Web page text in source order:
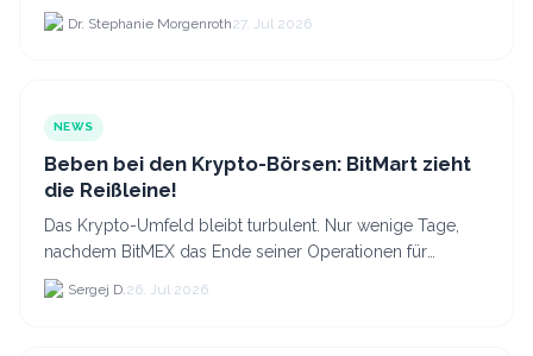
Wallet einrichten zu müssen. Dazu kommt, dass viele
nicht nur Bitcoin h...
Dr. Stephanie Morgenroth27. Jul 2026
NEWS
Beben bei den Krypto-Börsen: BitMart zieht
die Reißleine!
Das Krypto-Umfeld bleibt turbulent. Nur wenige Tage,
nachdem BitMEX das Ende seiner Operationen für
September 2026 bekannt gegeben hat, zieht nun die
nächste gr...
Sergej D.26. Jul 2026